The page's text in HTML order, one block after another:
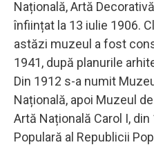
Națională, Artă
înființat la 13 iulie 1906.
astăzi muzeul a fost
1941, după planurile
Din 1912 s-a numit
Națională, apoi Muzeul
Artă Națională Carol I,
Populară al Republicii